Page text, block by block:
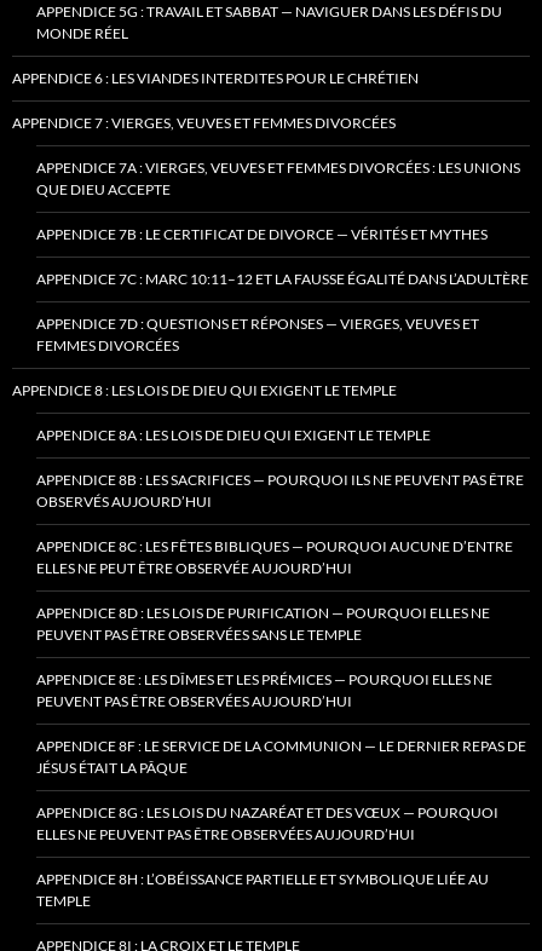
APPENDICE 5G : TRAVAIL ET SABBAT — NAVIGUER DANS LES DÉFIS DU
MONDE RÉEL
APPENDICE 6 : LES VIANDES INTERDITES POUR LE CHRÉTIEN
APPENDICE 7 : VIERGES, VEUVES ET FEMMES DIVORCÉES
APPENDICE 7A : VIERGES, VEUVES ET FEMMES DIVORCÉES : LES UNIONS
QUE DIEU ACCEPTE
APPENDICE 7B : LE CERTIFICAT DE DIVORCE — VÉRITÉS ET MYTHES
APPENDICE 7C : MARC 10:11–12 ET LA FAUSSE ÉGALITÉ DANS L’ADULTÈRE
APPENDICE 7D : QUESTIONS ET RÉPONSES — VIERGES, VEUVES ET
FEMMES DIVORCÉES
APPENDICE 8 : LES LOIS DE DIEU QUI EXIGENT LE TEMPLE
APPENDICE 8A : LES LOIS DE DIEU QUI EXIGENT LE TEMPLE
APPENDICE 8B : LES SACRIFICES — POURQUOI ILS NE PEUVENT PAS ÊTRE
OBSERVÉS AUJOURD’HUI
APPENDICE 8C : LES FÊTES BIBLIQUES — POURQUOI AUCUNE D’ENTRE
ELLES NE PEUT ÊTRE OBSERVÉE AUJOURD’HUI
APPENDICE 8D : LES LOIS DE PURIFICATION — POURQUOI ELLES NE
PEUVENT PAS ÊTRE OBSERVÉES SANS LE TEMPLE
APPENDICE 8E : LES DÎMES ET LES PRÉMICES — POURQUOI ELLES NE
PEUVENT PAS ÊTRE OBSERVÉES AUJOURD’HUI
APPENDICE 8F : LE SERVICE DE LA COMMUNION — LE DERNIER REPAS DE
JÉSUS ÉTAIT LA PÂQUE
APPENDICE 8G : LES LOIS DU NAZARÉAT ET DES VŒUX — POURQUOI
ELLES NE PEUVENT PAS ÊTRE OBSERVÉES AUJOURD’HUI
APPENDICE 8H : L’OBÉISSANCE PARTIELLE ET SYMBOLIQUE LIÉE AU
TEMPLE
APPENDICE 8I : LA CROIX ET LE TEMPLE